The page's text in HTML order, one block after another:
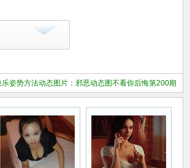
乐姿势方法动态图片：邪恶动态图不看你后悔第200期